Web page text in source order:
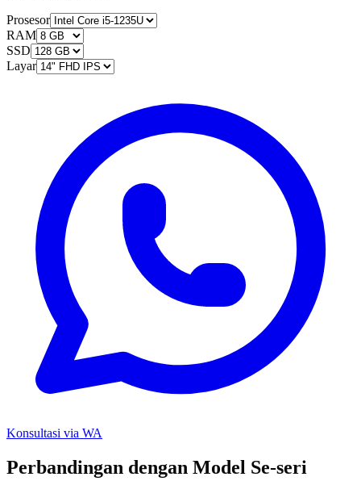
Prosesor
RAM
SSD
Layar
Konsultasi via WA
Perbandingan dengan Model Se-seri